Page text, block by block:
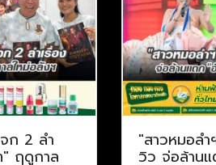
ก 2 ลำ
" ฤดูกาล
"สาวหมอล
วิว จ่อล้าน